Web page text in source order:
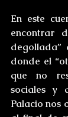
En este
encontrar
degollada”
donde el
que no
sociales y
Palacio nos